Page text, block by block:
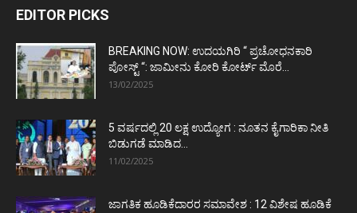
EDITOR PICKS
BREAKING NOW: ಉದಯಗಿರಿ “ ಪ್ರಚೋಧನಕಾರಿ
ಪೋಸ್ಟ್‌ “: ಜಾಮೀನು ಕೋರಿ ಕೋರ್ಟ್‌ ಮೊರೆ...
13/02/2025
5 ವರ್ಷದಲ್ಲಿ 20 ಲಕ್ಷ ಉದ್ಯೋಗ : ನೂತನ ಕೈಗಾರಿಕಾ ನೀತಿ
ಬಿಡುಗಡೆ ಮಾಡಿದ...
11/02/2025
ಜಾಗತಿಕ ಹೂಡಿಕೆದಾರರ ಸಮಾವೇಶ : 12 ವಿಶೇಷ ಹೂಡಿಕೆ